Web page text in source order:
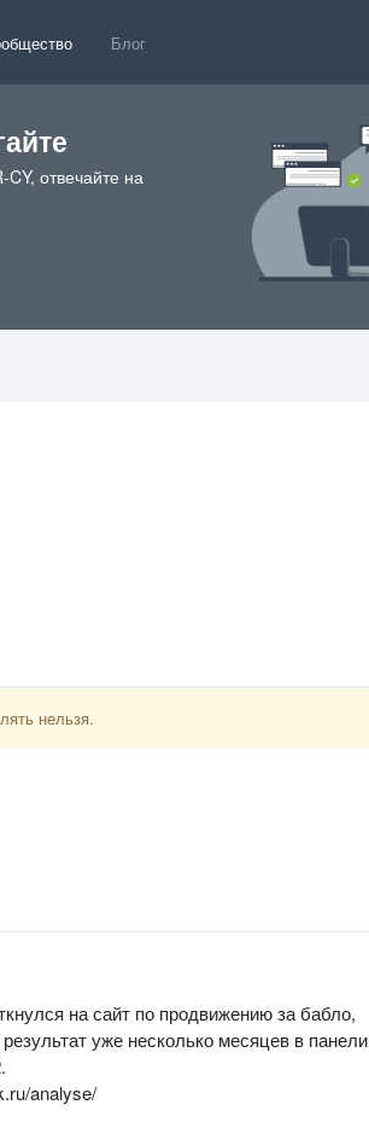
Блог
отвечайте на
нельзя.
на сайт по продвижению за бабло,
уже несколько месяцев в панели
analyse/